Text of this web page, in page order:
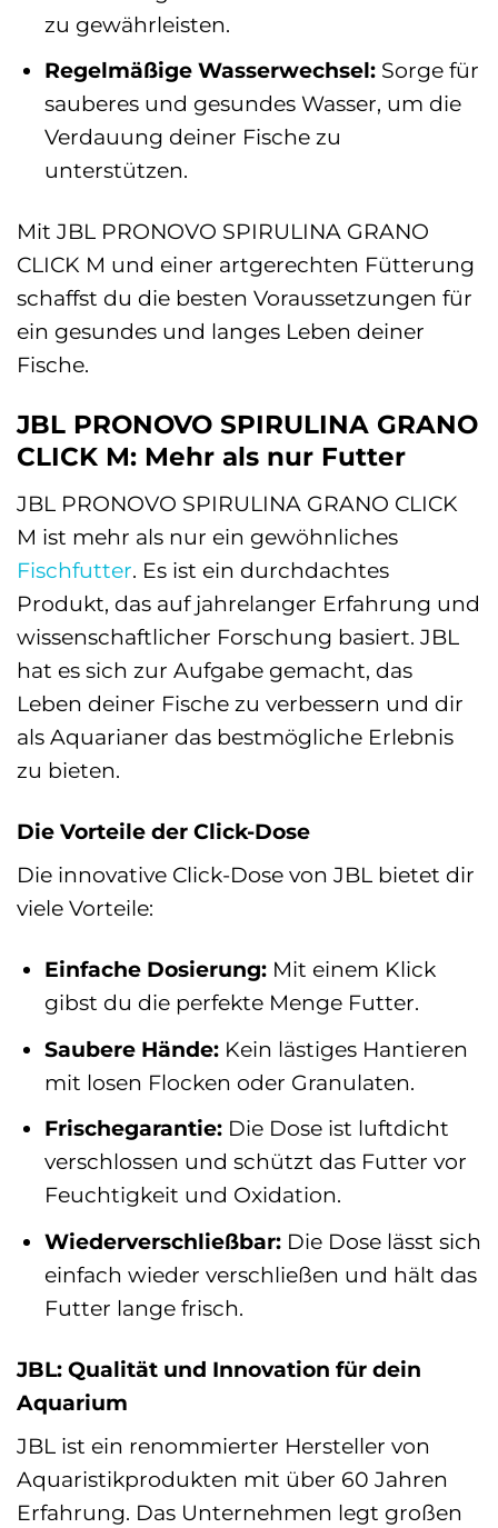
zu gewährleisten.
Regelmäßige Wasserwechsel:Sorge für
sauberes und gesundes Wasser, um die
Verdauung deiner Fische zu
unterstützen.
Mit JBL PRONOVO SPIRULINA GRANO
CLICK M und einer artgerechten Fütterung
schaffst du die besten Voraussetzungen für
ein gesundes und langes Leben deiner
Fische.
JBL PRONOVO SPIRULINA GRANO
CLICK M: Mehr als nur Futter
JBL PRONOVO SPIRULINA GRANO CLICK
M ist mehr als nur ein gewöhnliches
Fischfutter. Es ist ein durchdachtes
Produkt, das auf jahrelanger Erfahrung und
wissenschaftlicher Forschung basiert. JBL
hat es sich zur Aufgabe gemacht, das
Leben deiner Fische zu verbessern und dir
als Aquarianer das bestmögliche Erlebnis
zu bieten.
Die Vorteile der Click-Dose
Die innovative Click-Dose von JBL bietet dir
viele Vorteile:
Einfache Dosierung:Mit einem Klick
gibst du die perfekte Menge Futter.
Saubere Hände:Kein lästiges Hantieren
mit losen Flocken oder Granulaten.
Frischegarantie:Die Dose ist luftdicht
verschlossen und schützt das Futter vor
Feuchtigkeit und Oxidation.
Wiederverschließbar:Die Dose lässt sich
einfach wieder verschließen und hält das
Futter lange frisch.
JBL: Qualität und Innovation für dein
Aquarium
JBL ist ein renommierter Hersteller von
Aquaristikprodukten mit über 60 Jahren
Erfahrung. Das Unternehmen legt großen